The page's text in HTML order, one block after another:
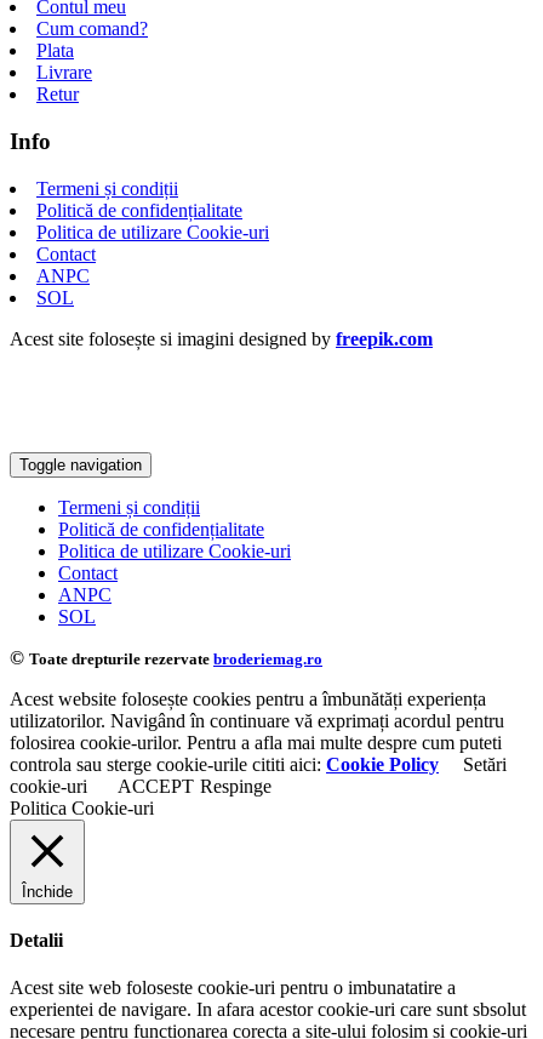
Contul meu
Cum comand?
Plata
Livrare
Retur
Info
Termeni și condiții
Politică de confidențialitate
Politica de utilizare Cookie-uri
Contact
ANPC
SOL
Acest site folosește si imagini designed by freepik.com
Toggle navigation
Termeni și condiții
Politică de confidențialitate
Politica de utilizare Cookie-uri
Contact
ANPC
SOL
© Toate drepturile rezervate broderiemag.ro
Acest website folosește cookies pentru a îmbunătăți experiența
utilizatorilor. Navigând în continuare vă exprimați acordul pentru
folosirea cookie-urilor. Pentru a afla mai multe despre cum puteti
controla sau sterge cookie-urile cititi aici: Cookie Policy
Setări
cookie-uri
ACCEPT Respinge
Politica Cookie-uri
Închide
Detalii
Acest site web foloseste cookie-uri pentru o imbunatatire a
experientei de navigare. In afara acestor cookie-uri care sunt sbsolut
necesare pentru functionarea corecta a site-ului folosim si cookie-uri